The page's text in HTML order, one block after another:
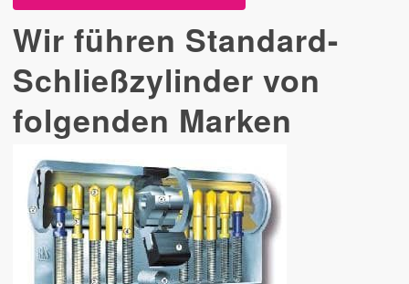
Wir führen Standard-
Schließzylinder von
folgenden Marken